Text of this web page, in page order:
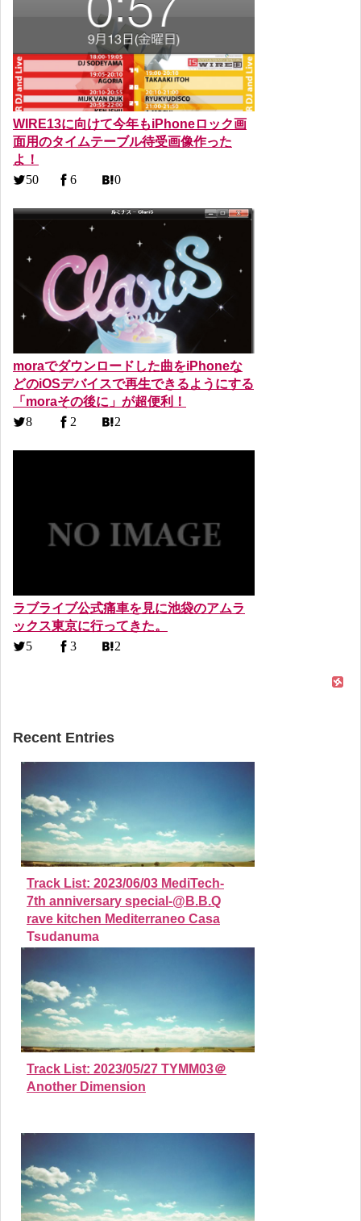
WIRE13に向けて今年もiPhoneロック画
面用のタイムテーブル待受画像作った
よ！
50 6 0
moraでダウンロードした曲をiPhoneな
どのiOSデバイスで再生できるようにする
「moraその後に」が超便利！
8 2 2
ラブライブ公式痛車を見に池袋のアムラ
ックス東京に行ってきた。
5 3 2
Recent Entries
Track List: 2023/06/03 MediTech-
7th anniversary special-@B.B.Q
rave kitchen Mediterraneo Casa
Tsudanuma
Track List: 2023/05/27 TYMM03＠
Another Dimension